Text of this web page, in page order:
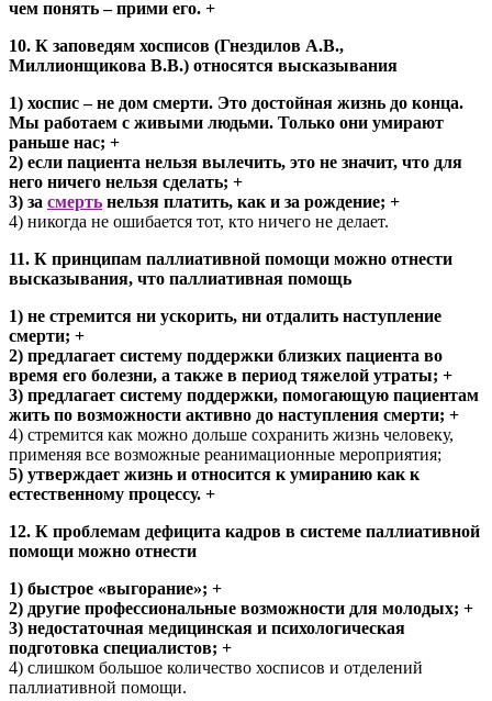
чем понять – прими его. +
10. К заповедям хосписов (Гнездилов А.В.,
Миллионщикова В.В.) относятся высказывания
1) хоспис – не дом смерти. Это достойная жизнь до конца.
Мы работаем с живыми людьми. Только они умирают
раньше нас; +
2) если пациента нельзя вылечить, это не значит, что для
него ничего нельзя сделать; +
3) за смерть нельзя платить, как и за рождение; +
4) никогда не ошибается тот, кто ничего не делает.
11. К принципам паллиативной помощи можно отнести
высказывания, что паллиативная помощь
1) не стремится ни ускорить, ни отдалить наступление
смерти; +
2) предлагает систему поддержки близких пациента во
время его болезни, а также в период тяжелой утраты; +
3) предлагает систему поддержки, помогающую пациентам
жить по возможности активно до наступления смерти; +
4) стремится как можно дольше сохранить жизнь человеку,
применяя все возможные реанимационные мероприятия;
5) утверждает жизнь и относится к умиранию как к
естественному процессу. +
12. К проблемам дефицита кадров в системе паллиативной
помощи можно отнести
1) быстрое «выгорание»; +
2) другие профессиональные возможности для молодых; +
3) недостаточная медицинская и психологическая
подготовка специалистов; +
4) слишком большое количество хосписов и отделений
паллиативной помощи.